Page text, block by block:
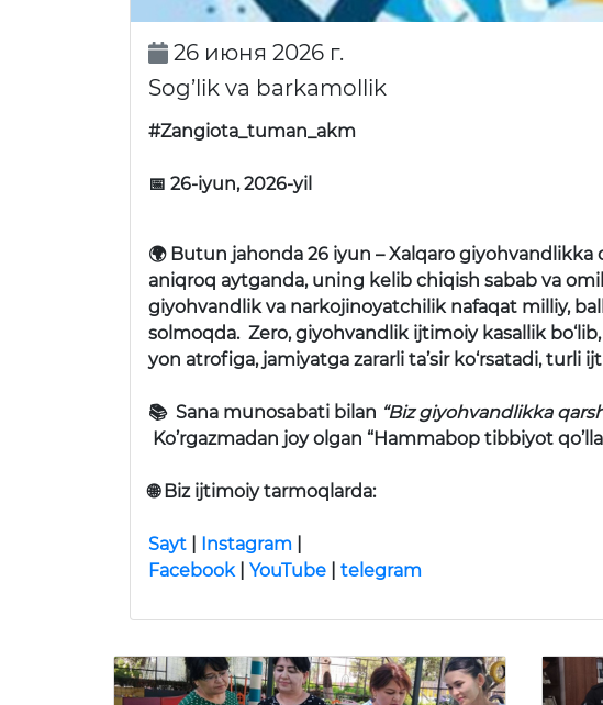
26 июня 2026 г.
Sog’lik va barkamollik
#Zangiota_tuman_akm
📅 26-iyun, 2026-yil
🌍 Butun jahonda 26 iyun – Xalqaro
aniqroq aytganda, uning kelib chiqish sabab va
giyohvandlik va narkojinoyatchilik nafaqat milliy,
solmoqda. Zero, giyohvandlik ijtimoiy kasallik
yon atrofiga, jamiyatga zararli ta’sir ko‘rsatadi, turli
📚 Sana munosabati bilan “Biz giyohvandlikka
Ko’rgazmadan joy olgan “Hammabop tibbiyot
🌐 Biz ijtimoiy tarmoqlarda:
Sayt Instagram
Facebook| YouTube telegram